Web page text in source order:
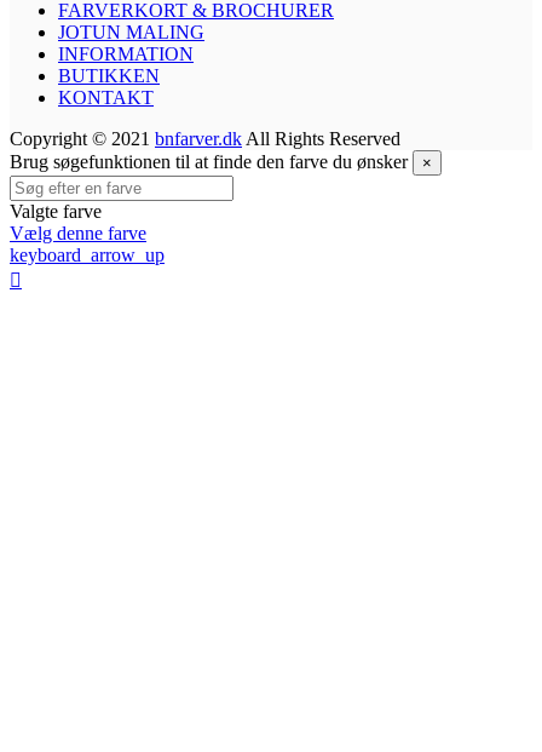
FARVERKORT & BROCHURER
JOTUN MALING
INFORMATION
BUTIKKEN
KONTAKT
Copyright © 2021 bnfarver.dk All Rights Reserved
Brug søgefunktionen til at finde den farve du ønsker
×
Valgte farve
Vælg denne farve
keyboard_arrow_up
